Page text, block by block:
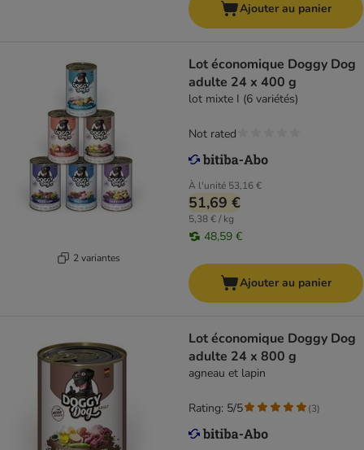
Ajouter au panier
2 variantes
Lot économique Doggy Dog
adulte 24 x 400 g
lot mixte I (6 variétés)
À l'unité 53,16 €
51,69 €
5,38 € / kg
48,59 €
Not rated
Ajouter au panier
Lot économique Doggy Dog
adulte 24 x 800 g
agneau et lapin
Rating: 5/5 (3)